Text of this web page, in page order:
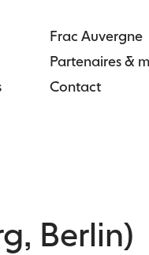
Frac Auvergne
Partenaires &
Contact
Berlin)